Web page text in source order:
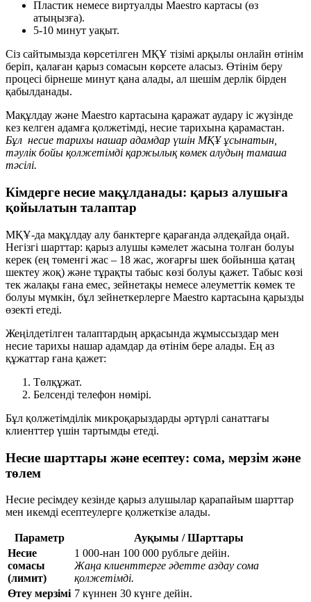
Пластик немесе виртуалды Maestro картасы (өз
атыңызға).
5-10 минут уақыт.
Сіз сайтымызда көрсетілген МҚҰ тізімі арқылы онлайн өтінім
беріп, қалаған қарыз сомасын көрсете аласыз. Өтінім беру
процесі бірнеше минут қана алады, ал шешім дерлік бірден
қабылданады.
Мақұлдау және Maestro картасына қаражат аудару іс жүзінде
кез келген адамға қолжетімді, несие тарихына қарамастан.
Бұл несие тарихы нашар адамдар үшін МҚҰ ұсынатын,
тәулік бойы қолжетімді қаржылық көмек алудың тамаша
тәсілі.
Кімдерге несие мақұлданады: қарыз алушыға
қойылатын талаптар
МҚҰ-да мақұлдау алу банктерге қарағанда әлдеқайда оңай.
Негізгі шарттар: қарыз алушы кәмелет жасына толған болуы
керек (ең төменгі жас – 18 жас, жоғарғы шек бойынша қатаң
шектеу жоқ) және тұрақты табыс көзі болуы қажет. Табыс көзі
тек жалақы ғана емес, зейнетақы немесе әлеуметтік көмек те
болуы мүмкін, бұл зейнеткерлерге Maestro картасына қарызды
өзекті етеді.
Жеңілдетілген талаптардың арқасында жұмыссыздар мен
несие тарихы нашар адамдар да өтінім бере алады. Ең аз
құжаттар ғана қажет:
Төлқұжат.
Белсенді телефон нөмірі.
Бұл қолжетімділік микроқарыздарды әртүрлі санаттағы
клиенттер үшін тартымды етеді.
Несие шарттары және есептеу: сома, мерзім және
төлем
Несие ресімдеу кезінде қарыз алушылар қарапайым шарттар
мен икемді есептеулерге қолжеткізе алады.
Параметр
Ауқымы / Шарттары
Несие
сомасы
(лимит)
1 000-нан 100 000 рубльге дейін.
Жаңа клиенттерге әдетте аздау сома
қолжетімді.
Өтеу мерзімі 7 күннен 30 күнге дейін.